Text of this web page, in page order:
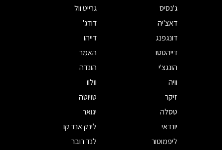
ג'נסיס
גרייט וול
דאצ'יה
דודג'
דונגפנג
דייהו
דייהטסו
האמר
הונגצ'י
הונדה
וויה
וולוו
זיקר
טויוטה
טסלה
יגואר
יונדאי
לינק אנד קו
ליפמוטור
לנד רובר